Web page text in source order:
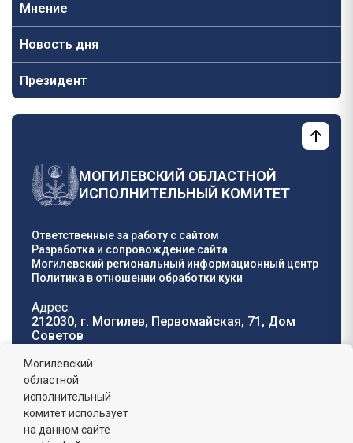
Мнение
Новость дня
Президент
МОГИЛЕВСКИЙ ОБЛАСТНОЙ
ИСПОЛНИТЕЛЬНЫЙ КОМИТЕТ
Ответственные за работу с сайтом
Разработка и сопровождение сайта
Могилевский региональный информационный центр
Политика в отношении обработки куки
Адрес:
212030, г. Могилев, Первомайская, 71, Дом
Cоветов
Телефон горячей
линии:
8 (0222) 71-32-55
График работы:
пн-пт: 8.00 - 17.00, сб-вс: выходной,
Могилевский
областной
исполнительный
комитет использует
на данном сайте